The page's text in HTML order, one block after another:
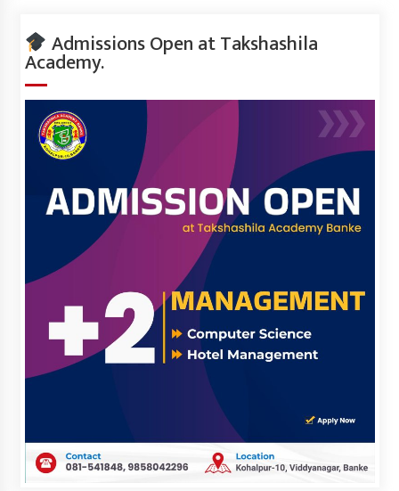
Admissions Open at Takshashila
Academy.